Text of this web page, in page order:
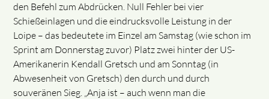
den Befehl zum Abdrücken. Null Fehler bei vier
Schießeinlagen und die eindrucksvolle Leistung in der
Loipe – das bedeutete im Einzel am Samstag (wie schon im
Sprint am Donnerstag zuvor) Platz zwei hinter der US-
Amerikanerin Kendall Gretsch und am Sonntag (in
Abwesenheit von Gretsch) den durch und durch
souveränen Sieg. „Anja ist – auch wenn man die